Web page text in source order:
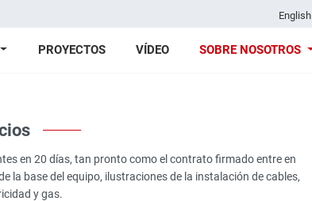
English
PROYECTOS VÍDEO SOBRE NOSOTROS
en 20 días, tan pronto como el contrato firmado entre en
la base del equipo, ilustraciones de la instalación de cables,
y gas.